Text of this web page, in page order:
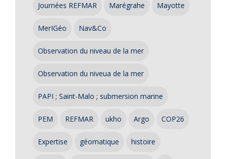
Journées REFMAR Marégrahe Mayotte
MerIGéo Nav&Co
Observation du niveau de la mer
Observation du niveua de la mer
PAPI ; Saint-Malo ; submersion marine
PEM REFMAR ukho Argo COP26
Expertise géomatique histoire